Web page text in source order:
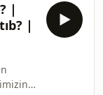
|
|